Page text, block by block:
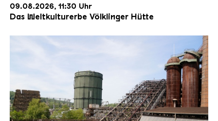
09.08.2026, 11:30 Uhr
Das Weltkulturerbe Völklinger Hütte